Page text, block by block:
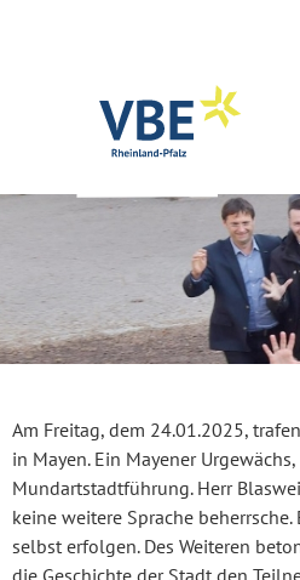
Am Freitag, dem 24.01.2025,
in Mayen. Ein Mayener
Mundartstadtführung. Herr
keine weitere Sprache
selbst erfolgen. Des Weiteren
die Geschichte der Stadt den